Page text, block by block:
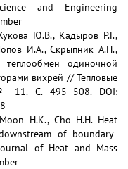
and Engineering
Ю.В., Кадыров Р.Г.,
И.А., Скрыпник А.Н.,
одиночной
вихрей // Тепловые
11. С. 495–508. DOI:
H.K., Cho H.H. Heat
of boundary-
of Heat and Mass